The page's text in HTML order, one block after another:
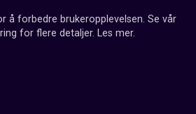
å forbedre brukeropplevelsen. Se vår
for flere detaljer. Les mer.